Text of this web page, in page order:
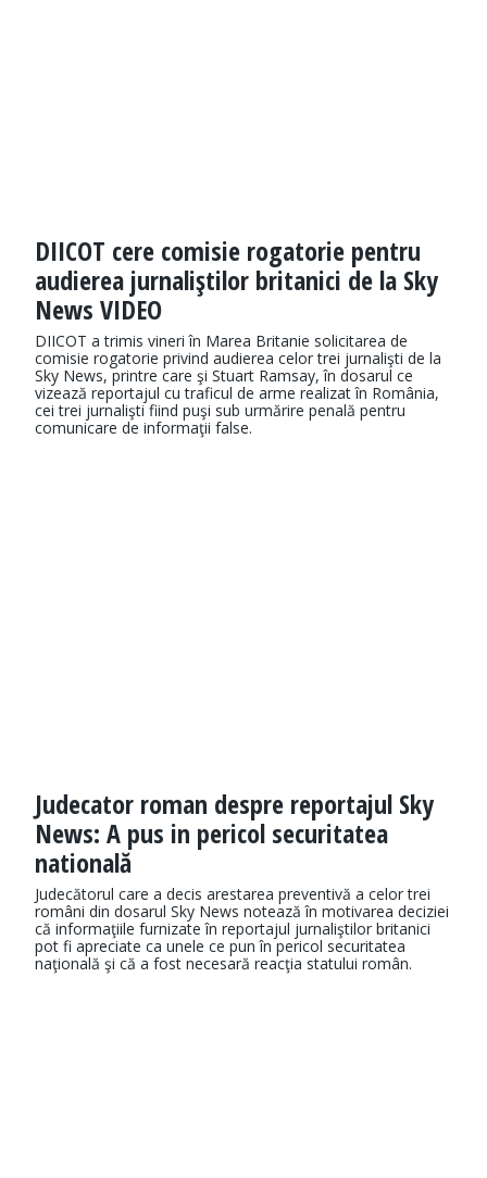
DIICOT cere comisie rogatorie pentru
audierea jurnaliştilor britanici de la Sky
News VIDEO
DIICOT a trimis vineri în Marea Britanie solicitarea de
comisie rogatorie privind audierea celor trei jurnalişti de la
Sky News, printre care şi Stuart Ramsay, în dosarul ce
vizează reportajul cu traficul de arme realizat în România,
cei trei jurnalişti fiind puşi sub urmărire penală pentru
comunicare de informaţii false.
Judecator roman despre reportajul Sky
News: A pus in pericol securitatea
natională
Judecătorul care a decis arestarea preventivă a celor trei
români din dosarul Sky News notează în motivarea deciziei
că informaţiile furnizate în reportajul jurnaliştilor britanici
pot fi apreciate ca unele ce pun în pericol securitatea
naţională şi că a fost necesară reacţia statului român.